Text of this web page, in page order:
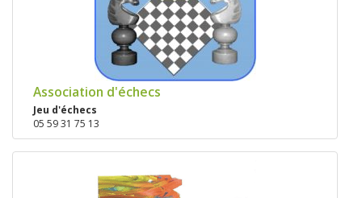
Association d'échecs
Jeu d'échecs
05 59 31 75 13